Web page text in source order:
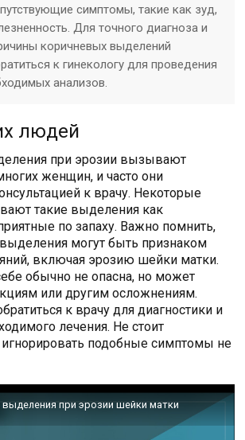
симптомы, такие как зуд,
Для точного диагноза и
коричневых выделений
к гинекологу для проведения
анализов.
людей
при эрозии вызывают
женщин, и часто они
к врачу. Некоторые
такие выделения как
по запаху. Важно помнить,
могут быть признаком
включая эрозию шейки матки.
обычно не опасна, но может
или другим осложнениям.
к врачу для диагностики и
лечения. Не стоит
игнорировать подобные симптомы не
при эрозии шейки матки